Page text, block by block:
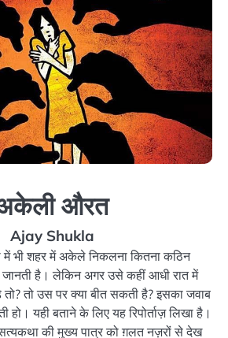
औरत
Ajay Shukla
में भी शहर में अकेले निकलना कितना कठिन
जानती है। लेकिन अगर उसे कहीं आधी रात में
तो उस पर क्या बीत सकती है? इसका जवाब
हो। यही बताने के लिए यह रिपोर्ताज़ लिखा है।
की मुख्य पात्र को ग़लत नज़रों से देख